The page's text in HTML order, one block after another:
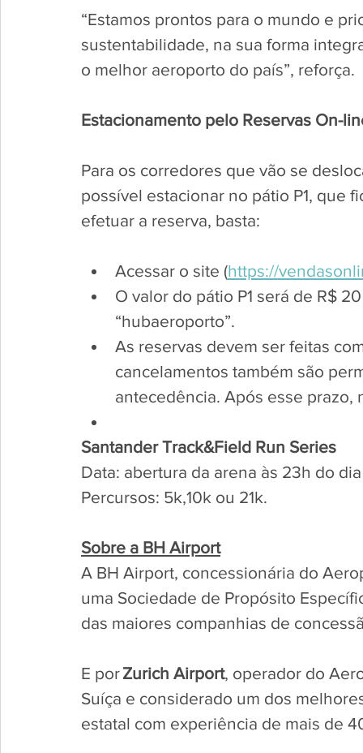
“Estamos prontos para o mundo e
sustentabilidade, na sua forma
o melhor aeroporto do país”, reforça.
Estacionamento pelo Reservas On-
Para os corredores que vão se
possível estacionar no pátio P1, que
efetuar a reserva, basta:
Acessar o site (https://
O valor do pátio P1 será de R$
“hubaeroporto”.
As reservas devem ser feitas
cancelamentos também são
antecedência. Após esse prazo,
Santander Track&Field Run Series
Data: abertura da arena às 23h do
Percursos: 5k,10k ou 21k.
Sobre a BH Airport
A BH Airport, concessionária do
uma Sociedade de Propósito
das maiores companhias de
E por Zurich Airport, operador do
Suíça e considerado um dos
estatal com experiência de mais de